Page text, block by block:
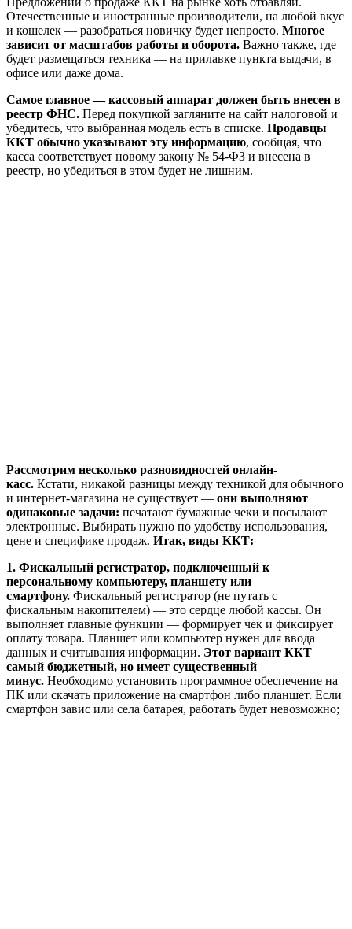
Отечественные и иностранные производители, на любой вкус
и кошелек — разобраться новичку будет непросто. Многое
зависит от масштабов работы и оборота. Важно также, где
будет размещаться техника — на прилавке пункта выдачи, в
офисе или даже дома.
Самое главное — кассовый аппарат должен быть внесен в
реестр ФНС. Перед покупкой загляните на сайт налоговой и
убедитесь, что выбранная модель есть в списке. Продавцы
ККТ обычно указывают эту информацию, сообщая, что
касса соответствует новому закону № 54-ФЗ и внесена в
реестр, но убедиться в этом будет не лишним.
Рассмотрим несколько разновидностей онлайн-
касс. Кстати, никакой разницы между техникой для обычного
и интернет-магазина не существует — они выполняют
одинаковые задачи: печатают бумажные чеки и посылают
электронные. Выбирать нужно по удобству использования,
цене и специфике продаж. Итак, виды ККТ:
1. Фискальный регистратор, подключенный к
персональному компьютеру, планшету или
смартфону. Фискальный регистратор (не путать с
фискальным накопителем) — это сердце любой кассы. Он
выполняет главные функции — формирует чек и фиксирует
оплату товара. Планшет или компьютер нужен для ввода
данных и считывания информации. Этот вариант ККТ
самый бюджетный, но имеет существенный
минус. Необходимо установить программное обеспечение на
ПК или скачать приложение на смартфон либо планшет. Если
смартфон завис или села батарея, работать будет невозможно;